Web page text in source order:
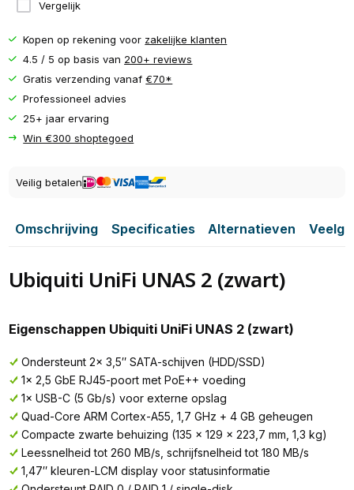
Vergelijk
Kopen op rekening voor zakelijke klanten
4.5 / 5 op basis van 200+ reviews
Gratis verzending vanaf€70*
Professioneel advies
25+ jaar ervaring
Win €300 shoptegoed
Veilig betalen
Omschrijving Specificaties Alternatieven
Ubiquiti UniFi UNAS 2 (zwart)
Eigenschappen Ubiquiti UniFi UNAS 2 (zwart)
Ondersteunt 2× 3,5″ SATA-schijven (HDD/SSD)
1× 2,5 GbE RJ45-poort met PoE++ voeding
1× USB-C (5 Gb/s) voor externe opslag
Quad-Core ARM Cortex-A55, 1,7 GHz + 4 GB geheugen
Compacte zwarte behuizing (135 × 129 × 223,7 mm, 1,3 kg)
Leessnelheid tot 260 MB/s, schrijfsnelheid tot 180 MB/s
1,47″ kleuren-LCM display voor statusinformatie